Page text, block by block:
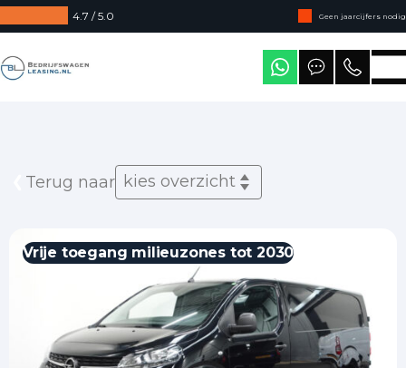
4.7 / 5.0
Geen jaarcijfers nodig
Direct uit voorraad leverbaar
Levering in heel Nederland
Terug naar kies overzicht
Vrije toegang milieuzones tot 2030